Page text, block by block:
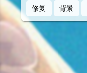
修复 背景